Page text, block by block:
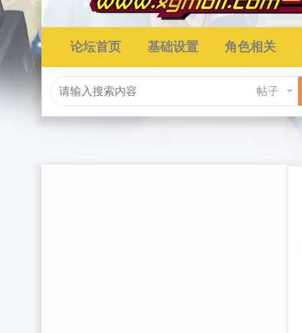
论坛首页 基础设置 角色相关
帖子